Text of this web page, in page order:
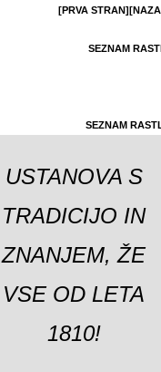
[PRVA STRAN]
SEZNAM
SEZNAM
USTANOVA S
TRADICIJO IN
ZNANJEM, ŽE
VSE OD LETA
1810!